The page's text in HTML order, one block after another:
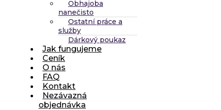
Obhajoba
nanečisto
Ostatní práce a
služby
Dárkový poukaz
Jak fungujeme
Ceník
O nás
FAQ
Kontakt
Nezávazná
objednávka